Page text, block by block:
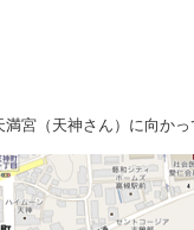
（天神さん）に向かっ